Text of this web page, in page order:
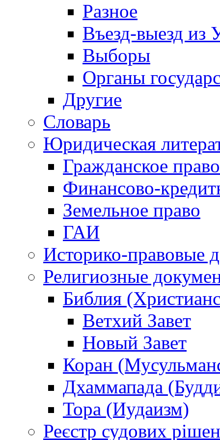
Разное
Въезд-выезд из
Выборы
Органы
Другие
Словарь
Юридическая
Гражданское право
Финансово-
Земельное право
ГАИ
Историко-правовые
Религиозные
Библия
Ветхий Завет
Новый Завет
Коран
Дхаммапада
Тора (Иудаизм)
Реєстр судових